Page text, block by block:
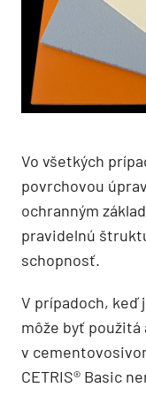
Vo všetkých
povrchovou
ochranným
pravidelnú
schopnosť.
V prípadoch, keď
môže byť použitá
v
CETRIS® Basic